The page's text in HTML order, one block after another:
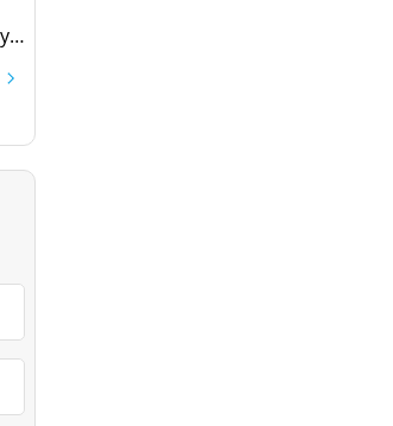
Бриллиантовая булавка